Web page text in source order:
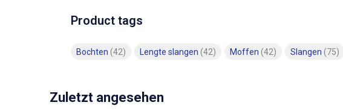
Product tags
Bochten (42) Lengte slangen (42) Moffen (42) Slangen (75)
Zuletzt angesehen